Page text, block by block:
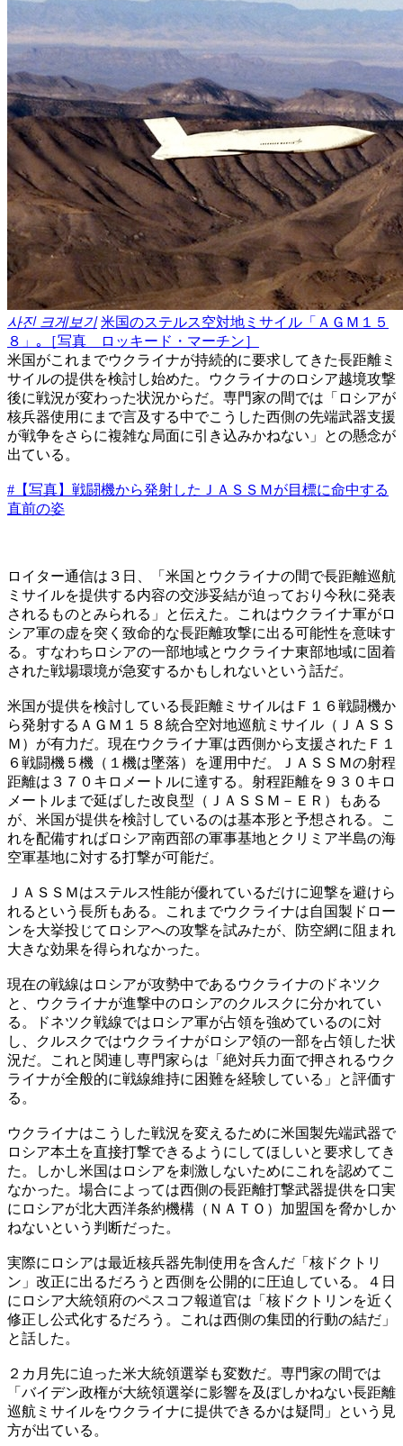
사진 크게보기 米国のステルス空対地ミサイル「ＡＧＭ１５
８」｡［写真 ロッキード・マーチン］
米国がこれまでウクライナが持続的に要求してきた長距離ミ
サイルの提供を検討し始めた。ウクライナのロシア越境攻撃
後に戦況が変わった状況からだ。専門家の間では「ロシアが
核兵器使用にまで言及する中でこうした西側の先端武器支援
が戦争をさらに複雑な局面に引き込みかねない」との懸念が
出ている。
#【写真】戦闘機から発射したＪＡＳＳＭが目標に命中する
直前の姿
ロイター通信は３日、「米国とウクライナの間で長距離巡航
ミサイルを提供する内容の交渉妥結が迫っており今秋に発表
されるものとみられる」と伝えた。これはウクライナ軍がロ
シア軍の虚を突く致命的な長距離攻撃に出る可能性を意味す
る。すなわちロシアの一部地域とウクライナ東部地域に固着
された戦場環境が急変するかもしれないという話だ。
米国が提供を検討している長距離ミサイルはＦ１６戦闘機か
ら発射するＡＧＭ１５８統合空対地巡航ミサイル（ＪＡＳＳ
Ｍ）が有力だ。現在ウクライナ軍は西側から支援されたＦ１
６戦闘機５機（１機は墜落）を運用中だ。ＪＡＳＳＭの射程
距離は３７０キロメートルに達する。射程距離を９３０キロ
メートルまで延ばした改良型（ＪＡＳＳＭ－ＥＲ）もある
が、米国が提供を検討しているのは基本形と予想される。こ
れを配備すればロシア南西部の軍事基地とクリミア半島の海
空軍基地に対する打撃が可能だ。
ＪＡＳＳＭはステルス性能が優れているだけに迎撃を避けら
れるという長所もある。これまでウクライナは自国製ドロー
ンを大挙投じてロシアへの攻撃を試みたが、防空網に阻まれ
大きな効果を得られなかった。
現在の戦線はロシアが攻勢中であるウクライナのドネツク
と、ウクライナが進撃中のロシアのクルスクに分かれてい
る。ドネツク戦線ではロシア軍が占領を強めているのに対
し、クルスクではウクライナがロシア領の一部を占領した状
況だ。これと関連し専門家らは「絶対兵力面で押されるウク
ライナが全般的に戦線維持に困難を経験している」と評価す
る。
ウクライナはこうした戦況を変えるために米国製先端武器で
ロシア本土を直接打撃できるようにしてほしいと要求してき
た。しかし米国はロシアを刺激しないためにこれを認めてこ
なかった。場合によっては西側の長距離打撃武器提供を口実
にロシアが北大西洋条約機構（ＮＡＴＯ）加盟国を脅かしか
ねないという判断だった。
実際にロシアは最近核兵器先制使用を含んだ「核ドクトリ
ン」改正に出るだろうと西側を公開的に圧迫している。４日
にロシア大統領府のペスコフ報道官は「核ドクトリンを近く
修正し公式化するだろう。これは西側の集団的行動の結だ」
と話した。
２カ月先に迫った米大統領選挙も変数だ。専門家の間では
「バイデン政権が大統領選挙に影響を及ぼしかねない長距離
巡航ミサイルをウクライナに提供できるかは疑問」という見
方が出ている。